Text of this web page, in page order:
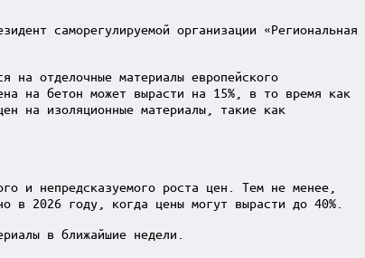
саморегулируемой организации «Региональная
на отделочные материалы европейского
на бетон может вырасти на 15%, в то время как
на изоляционные материалы, такие как
и непредсказуемого роста цен. Тем не менее,
в 2026 году, когда цены могут вырасти до 40%.
в ближайшие недели.